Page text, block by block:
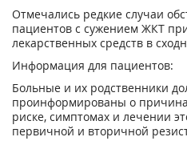
Отмечались редкие случаи
пациентов с сужением ЖКТ
лекарственных средств в
Информация для пациентов:
Больные и их родственники
проинформированы о
риске, симптомах и лечении
первичной и вторичной